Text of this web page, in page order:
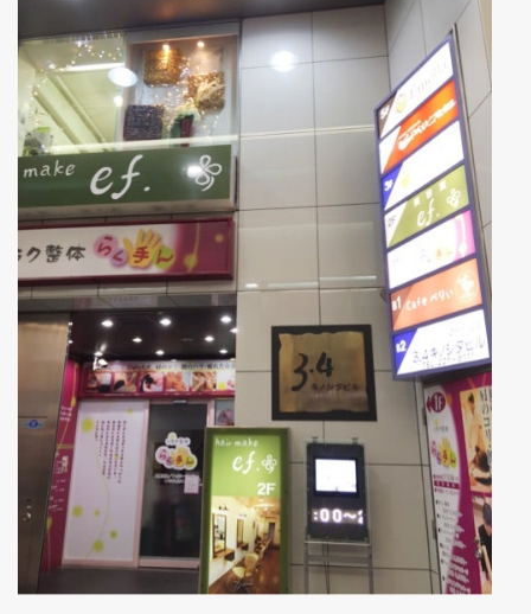
リストラティブヨガ１Day講座
リストラティブヨガ指導者養成講
対面（札幌）リクエスト開催・リ
ストラティブヨガ指導者養成講座
養成講座 受講生の声
リストラティ部：養成生フォロー
アップ
乳がんのためのヨガ